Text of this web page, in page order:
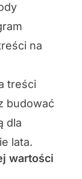
na
treści
budować
dla
lata.
wartości